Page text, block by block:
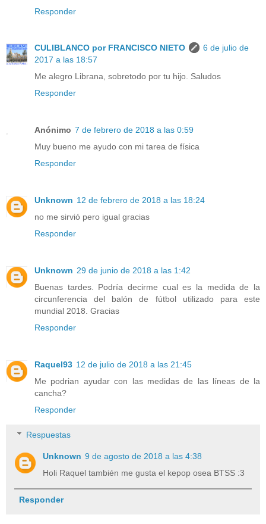
Responder
CULIBLANCO por FRANCISCO NIETO
6 de julio de
2017 a las 18:57
Me alegro Librana, sobretodo por tu hijo. Saludos
Responder
Anónimo 7 de febrero de 2018 a las 0:59
Muy bueno me ayudo con mi tarea de física
Responder
Unknown 12 de febrero de 2018 a las 18:24
no me sirvió pero igual gracias
Responder
Unknown 29 de junio de 2018 a las 1:42
Buenas tardes. Podría decirme cual es la medida de la
circunferencia del balón de fútbol utilizado para este
mundial 2018. Gracias
Responder
Raquel93 12 de julio de 2018 a las 21:45
Me podrian ayudar con las medidas de las líneas de la
cancha?
Responder
Respuestas
Unknown 9 de agosto de 2018 a las 4:38
Holi Raquel también me gusta el kepop osea BTSS :3
Responder